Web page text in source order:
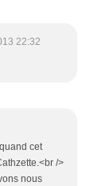
22:32
cet
/>
nous